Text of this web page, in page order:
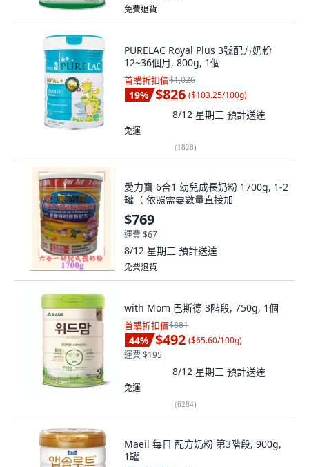
免費退貨
PURELAC Royal Plus 3號配方奶粉
12~36個月, 800g, 1個
首購折扣價$1,026
19% $826 ($103.25/100g)
8/12 星期三 預計送達
免運
(1828)
愛力寶 6合1 幼兒成長奶粉 1700g, 1-2
罐（ 依照需要數量直接加
$769
運費 $67
8/12 星期三 預計送達
免費退貨
with Mom 巴斯德 3階段, 750g, 1個
首購折扣價$881
44% $492 ($65.60/100g)
運費 $195
8/12 星期三 預計送達
免運
(6284)
Maeil 每日 配方奶粉 第3階段, 900g,
1罐